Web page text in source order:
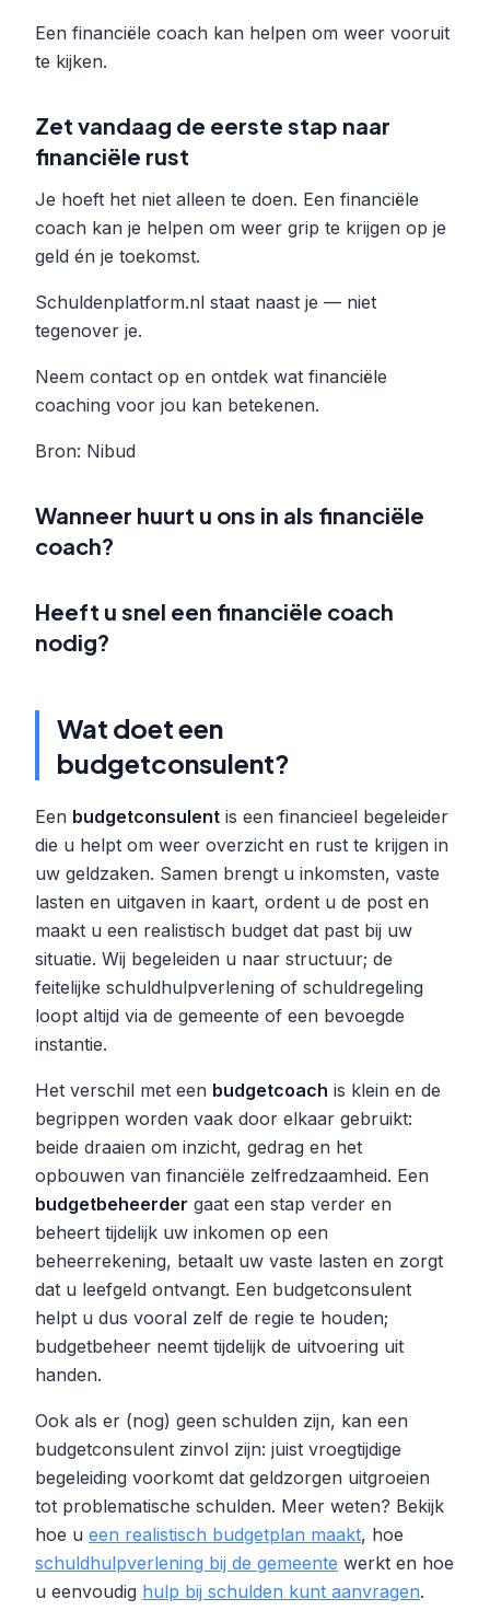
Een financiële coach kan helpen om weer vooruit
te kijken.
Zet vandaag de eerste stap naar
financiële rust
Je hoeft het niet alleen te doen. Een financiële
coach kan je helpen om weer grip te krijgen op je
geld én je toekomst.
Schuldenplatform.nl staat naast je — niet
tegenover je.
Neem contact op en ontdek wat financiële
coaching voor jou kan betekenen.
Bron: Nibud
Wanneer huurt u ons in als financiële
coach?
Heeft u snel een financiële coach
nodig?
Wat doet een
budgetconsulent?
Een budgetconsulent is een financieel begeleider
die u helpt om weer overzicht en rust te krijgen in
uw geldzaken. Samen brengt u inkomsten, vaste
lasten en uitgaven in kaart, ordent u de post en
maakt u een realistisch budget dat past bij uw
situatie. Wij begeleiden u naar structuur; de
feitelijke schuldhulpverlening of schuldregeling
loopt altijd via de gemeente of een bevoegde
instantie.
Het verschil met een budgetcoach is klein en de
begrippen worden vaak door elkaar gebruikt:
beide draaien om inzicht, gedrag en het
opbouwen van financiële zelfredzaamheid. Een
budgetbeheerder gaat een stap verder en
beheert tijdelijk uw inkomen op een
beheerrekening, betaalt uw vaste lasten en zorgt
dat u leefgeld ontvangt. Een budgetconsulent
helpt u dus vooral zelf de regie te houden;
budgetbeheer neemt tijdelijk de uitvoering uit
handen.
Ook als er (nog) geen schulden zijn, kan een
budgetconsulent zinvol zijn: juist vroegtijdige
begeleiding voorkomt dat geldzorgen uitgroeien
tot problematische schulden. Meer weten? Bekijk
hoe u een realistisch budgetplan maakt, hoe
schuldhulpverlening bij de gemeente werkt en hoe
u eenvoudig hulp bij schulden kunt aanvragen.